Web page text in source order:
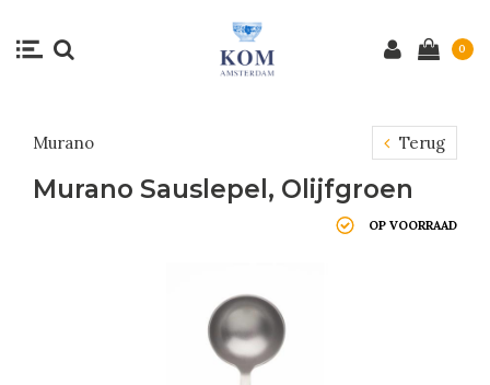
0
Murano Terug
Murano Sauslepel, Olijfgroen
OP VOORRAAD